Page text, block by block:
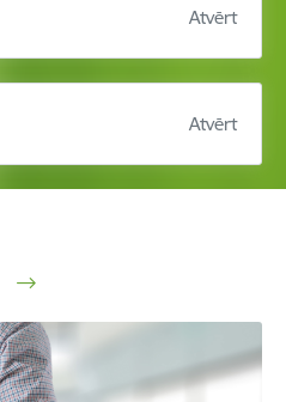
Atvērt
Atvērt